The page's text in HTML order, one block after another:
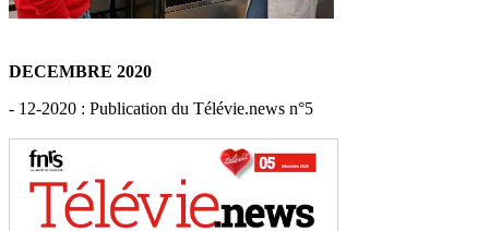
DECEMBRE 2020
- 12-2020 : Publication du Télévie.news n°5